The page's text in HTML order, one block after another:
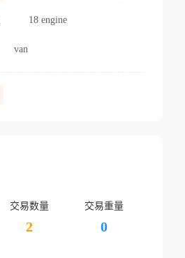
18 engine
van
交易数量
2
交易重量
0